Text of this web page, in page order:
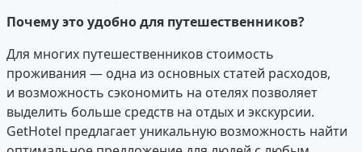
Почему это удобно для путешественников?
Для многих путешественников стоимость
проживания — одна из основных статей расходов,
и возможность сэкономить на отелях позволяет
выделить больше средств на отдых и экскурсии.
GetHotel предлагает уникальную возможность найти